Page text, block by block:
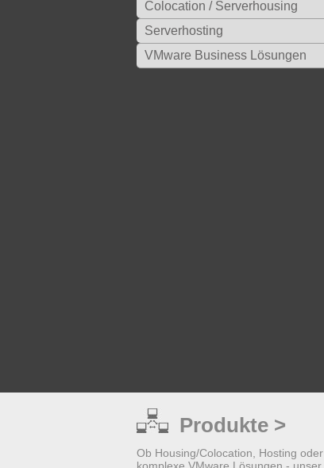
Colocation / Serverhousing
Serverhosting
VMware Business Lösungen
Produkte >
Ob Housing/Colocation, Hosting oder